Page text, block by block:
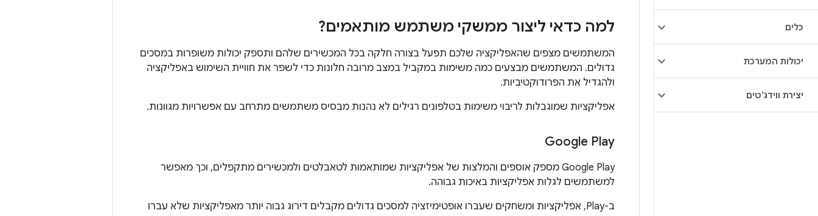
כלים
יכולות המערכת
יצירת ווידג'טים
למה כדאי ליצור ממשקי משתמש מותאמים?
המשתמשים מצפים שהאפליקציה שלכם תפעל בצורה חלקה בכל המכשירים שלהם ותספק יכולות משופרות במסכים
גדולים. המשתמשים מבצעים כמה משימות במקביל במצב מרובה חלונות כדי לשפר את חוויית השימוש באפליקציה
ולהגדיל את הפרודוקטיביות.
אפליקציות שמוגבלות לריבוי משימות בטלפונים רגילים לא נהנות מבסיס משתמשים מתרחב עם אפשרויות מגוונות.
Google Play
‫Google Play מספק אוספים והמלצות של אפליקציות שמותאמות לטאבלטים ולמכשירים מתקפלים, וכך מאפשר
למשתמשים לגלות אפליקציות באיכות גבוהה.
ב-Play, אפליקציות ומשחקים שעברו אופטימיזציה למסכים גדולים מקבלים דירוג גבוה יותר מאפליקציות שלא עברו